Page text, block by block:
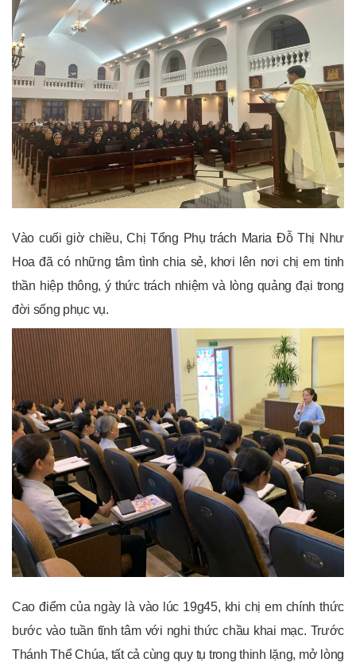
Vào cuối giờ chiều, Chị Tổng Phụ trách Maria Đỗ Thị Như
Hoa đã có những tâm tình chia sẻ, khơi lên nơi chị em tinh
thần hiệp thông, ý thức trách nhiệm và lòng quảng đại trong
đời sống phục vụ.
Cao điểm của ngày là vào lúc 19g45, khi chị em chính thức
bước vào tuần tĩnh tâm với nghi thức chầu khai mạc. Trước
Thánh Thể Chúa, tất cả cùng quy tụ trong thinh lặng, mở lòng